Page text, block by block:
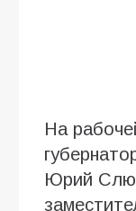
На
Юрий